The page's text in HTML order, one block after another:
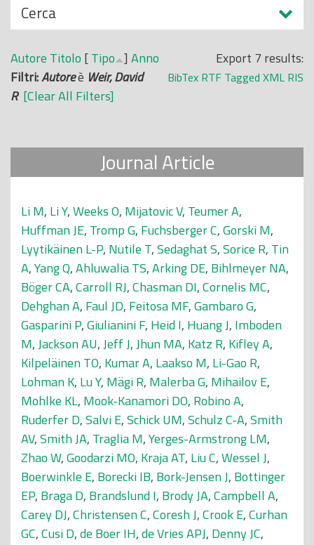
N
a
s
c
o
n
i
Cerca
Export 7 results:
BibTex RTF Tagged XML RIS
Autore Titolo [Tipo ] Anno
Filtri:Autoreè Weir, David
R [Clear All Filters]
Journal Article
Li M, Li Y,Weeks O, Mijatovic V, Teumer A,
Huffman JE, Tromp G, Fuchsberger C,Gorski M,
Lyytikäinen L-P, Nutile T,Sedaghat S,Sorice R, Tin
A,Yang Q,Ahluwalia TS,Arking DE, Bihlmeyer NA,
Böger CA,Carroll RJ,Chasman DI,Cornelis MC,
Dehghan A, Faul JD, Feitosa MF,Gambaro G,
Gasparini P,Giulianini F, Heid I, Huang J, Imboden
M,Jackson AU,Jeff J,Jhun MA, Katz R, Kifley A,
Kilpeläinen TO, Kumar A, Laakso M, Li-Gao R,
Lohman K, Lu Y, Mägi R, Malerba G, Mihailov E,
Mohlke KL, Mook-Kanamori DO, Robino A,
Ruderfer D,Salvi E,Schick UM,Schulz C-A,Smith
AV,Smith JA, Traglia M,Yerges-Armstrong LM,
Zhao W,Goodarzi MO, Kraja AT, Liu C,Wessel J,
Boerwinkle E, Borecki IB, Bork-Jensen J, Bottinger
EP, Braga D, Brandslund I, Brody JA,Campbell A,
Carey DJ,Christensen C,Coresh J,Crook E,Curhan
GC,Cusi D,de Boer IH,de Vries APJ, Denny JC,